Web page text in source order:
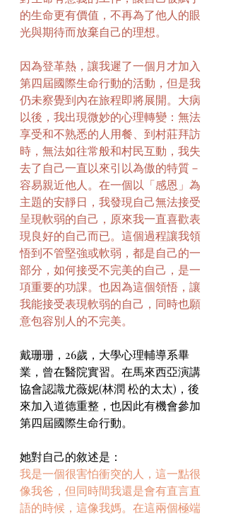
的生命更有價值，不再為了他人的眼
光與期待而放棄自己的理想。
因為登革熱，讓我遲了一個月才加入
第四屆國際生命行動的活動，但是我
仍未察覺到內在旅程即將展開。大病
以後，我出現微妙的心理轉變：無法
享受和不熟悉的人用餐、到村莊拜訪
時，無法如往常般和村民互動，我失
去了自己一直以來引以為傲的特質－
容易親近他人。在一個以「感恩」為
主題的安靜日，我發現自己無法接受
呈現軟弱的自己，原來我一直喜歡表
現良好的自己而已。這個過程讓我領
悟到不管堅強或軟弱，都是自己的一
部分，如何接受不完美的自己，是一
項重要的功課。也因為這個領悟，讓
我能接受表現軟弱的自己，同時也願
意包容別人的不完美。
戴珊珊，26歲，大學心理輔導系畢
業，曾在醫院實習。在馬來西亞演講
協會認識尤薇妮(林潤 松的太太)，後
來加入道德重整，也因此有機會參加
第四屆國際生命行動。
她對自己的敘述是：
我是一個很害怕衝突的人，這一點很
像我爸，但同時間我還是會有直言直
語的時候，這像我媽。在這兩個極端